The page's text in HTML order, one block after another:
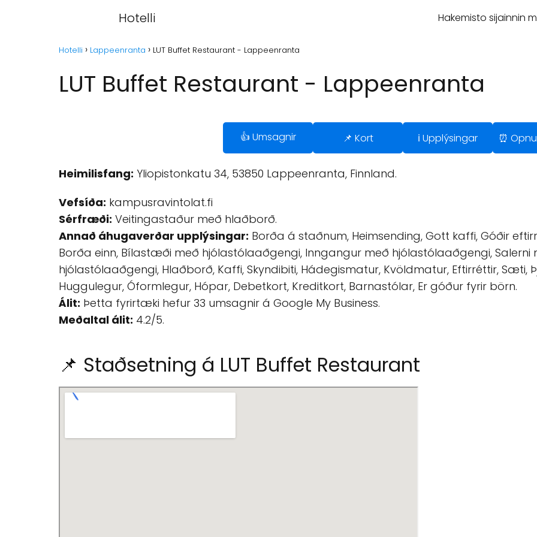
Hotelli Hakemisto sijainnin
Hotelli Lappeenranta LUT Buffet Restaurant - Lappeenranta
LUT Buffet Restaurant - Lappeenranta
👍 Umsagnir 📌 Kort ℹ️ Upplýsingar ⏰
Heimilisfang: Yliopistonkatu 34, 53850 Lappeenranta, Finnland.
Vefsíða: kampusravintolat.fi
Sérfræði: Veitingastaður með hlaðborð.
Annað áhugaverðar upplýsingar: Borða á staðnum, Heimsending, Gott kaffi, Góðir
Borða einn, Bílastæði með hjólastólaaðgengi, Inngangur með hjólastólaaðgengi,
hjólastólaaðgengi, Hlaðborð, Kaffi, Skyndibiti, Hádegismatur, Kvöldmatur, Eftirréttir, Sæti,
Huggulegur, Óformlegur, Hópar, Debetkort, Kreditkort, Barnastólar, Er góður fyrir börn.
Álit: Þetta fyrirtæki hefur 33 umsagnir á Google My Business.
Meðaltal álit: 4.2/5.
📌 Staðsetning á LUT Buffet Restaurant